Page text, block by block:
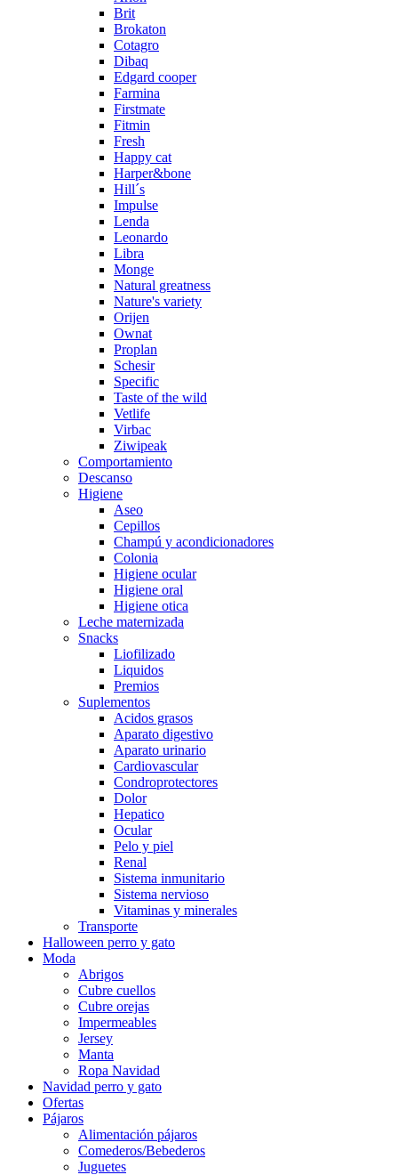
Brit
Brokaton
Cotagro
Dibaq
Edgard cooper
Farmina
Firstmate
Fitmin
Fresh
Happy cat
Harper&bone
Hill´s
Impulse
Lenda
Leonardo
Libra
Monge
Natural greatness
Nature's variety
Orijen
Ownat
Proplan
Schesir
Specific
Taste of the wild
Vetlife
Virbac
Ziwipeak
Comportamiento
Descanso
Higiene
Aseo
Cepillos
Champú y acondicionadores
Colonia
Higiene ocular
Higiene oral
Higiene otica
Leche maternizada
Snacks
Liofilizado
Liquidos
Premios
Suplementos
Acidos grasos
Aparato digestivo
Aparato urinario
Cardiovascular
Condroprotectores
Dolor
Hepatico
Ocular
Pelo y piel
Renal
Sistema inmunitario
Sistema nervioso
Vitaminas y minerales
Transporte
Halloween perro y gato
Moda
Abrigos
Cubre cuellos
Cubre orejas
Impermeables
Jersey
Manta
Ropa Navidad
Navidad perro y gato
Ofertas
Pájaros
Alimentación pájaros
Comederos/Bebederos
Juguetes